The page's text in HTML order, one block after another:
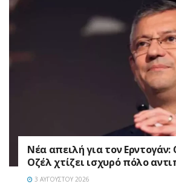
Νέα απειλή για τον Ερντογάν:
Οζέλ χτίζει ισχυρό πόλο
3 ΑΥΓΟΎΣΤΟΥ 2026